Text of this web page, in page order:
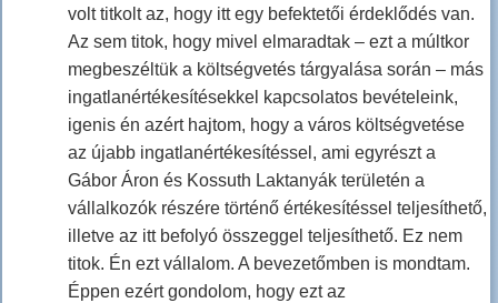
volt titkolt az, hogy itt egy befektetői érdeklődés van.
Az sem titok, hogy mivel elmaradtak – ezt a múltkor
megbeszéltük a költségvetés tárgyalása során – más
ingatlanértékesítésekkel kapcsolatos bevételeink,
igenis én azért hajtom, hogy a város költségvetése
az újabb ingatlanértékesítéssel, ami egyrészt a
Gábor Áron és Kossuth Laktanyák területén a
vállalkozók részére történő értékesítéssel teljesíthető,
illetve az itt befolyó összeggel teljesíthető. Ez nem
titok. Én ezt vállalom. A bevezetőmben is mondtam.
Éppen ezért gondolom, hogy ezt az